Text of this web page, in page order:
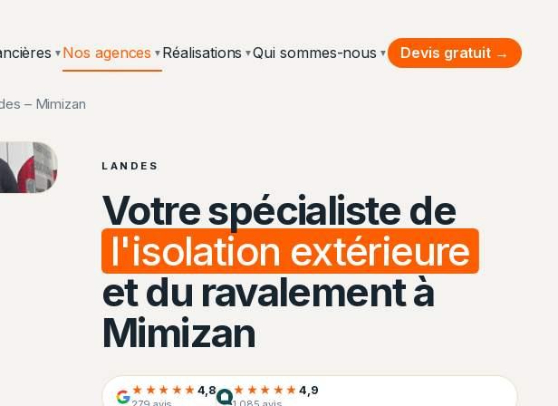
▼ Nos agences ▼ Réalisations ▼Qui sommes-nous ▼ Devis gratuit →
– Mimizan
LANDES
Votre spécialiste de
l'isolation extérieure
et du ravalement à
Mimizan
★★★★★ 4,8 ★★★★★ 4,9